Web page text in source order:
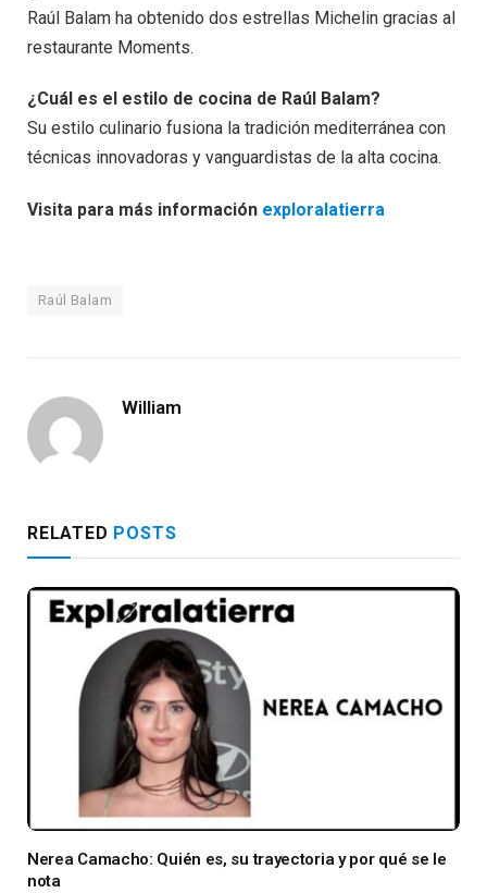
Raúl Balam ha obtenido dos estrellas Michelin gracias al
restaurante Moments.
¿Cuál es el estilo de cocina de Raúl Balam?
Su estilo culinario fusiona la tradición mediterránea con
técnicas innovadoras y vanguardistas de la alta cocina.
Visita para más información exploralatierra
Raúl Balam
William
RELATED POSTS
Nerea Camacho: Quién es, su trayectoria y por qué se le
nota